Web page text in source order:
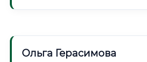
Ольга Герасимова